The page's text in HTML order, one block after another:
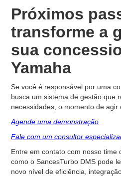
Próximos
transforme a
sua
Yamaha
Se você é responsável por uma
busca um sistema de gestão que
necessidades, o momento de agir
Agende uma demonstração
Fale com um consultor
Entre em contato com nosso time
como o SancesTurbo DMS pode
novo nível de eficiência,